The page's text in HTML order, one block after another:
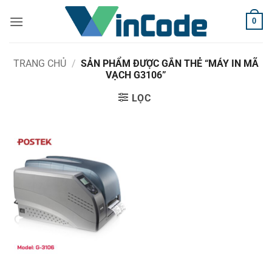
qua
0
TRANG CHỦ / SẢN PHẨM ĐƯỢC GẮN THẺ “MÁY IN MÃ
VẠCH G3106”
LỌC